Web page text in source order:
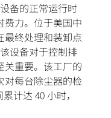
备的正常运行时
费力。位于美国中
最终处理和装卸点
设备对于控制排
关重要。该工厂的
对每台除尘器的检
计达 40 小时，